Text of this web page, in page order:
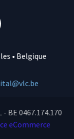
• Belgique
BE 0467.174.170
eCommerce